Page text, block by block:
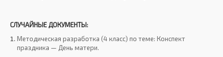
СЛУЧАЙНЫЕ ДОКУМЕНТЫ:
Методическая разработка (4 класс) по теме: Конспект
праздника — День матери.